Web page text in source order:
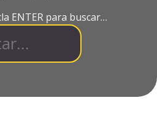
ENTER para buscar…